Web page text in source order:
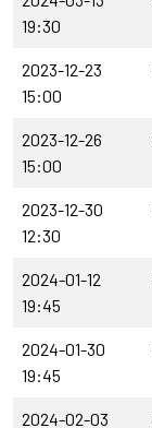
19:30
2023-12-23
15:00
2023-12-26
15:00
2023-12-30
12:30
2024-01-12
19:45
2024-01-30
19:45
2024-02-03